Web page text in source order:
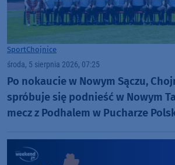
SportChojnice
środa, 5 sierpnia 2026, 07:25
Po nokaucie w Nowym Sączu,
spróbuje się podnieść w Nowym
mecz z Podhalem w Pucharze